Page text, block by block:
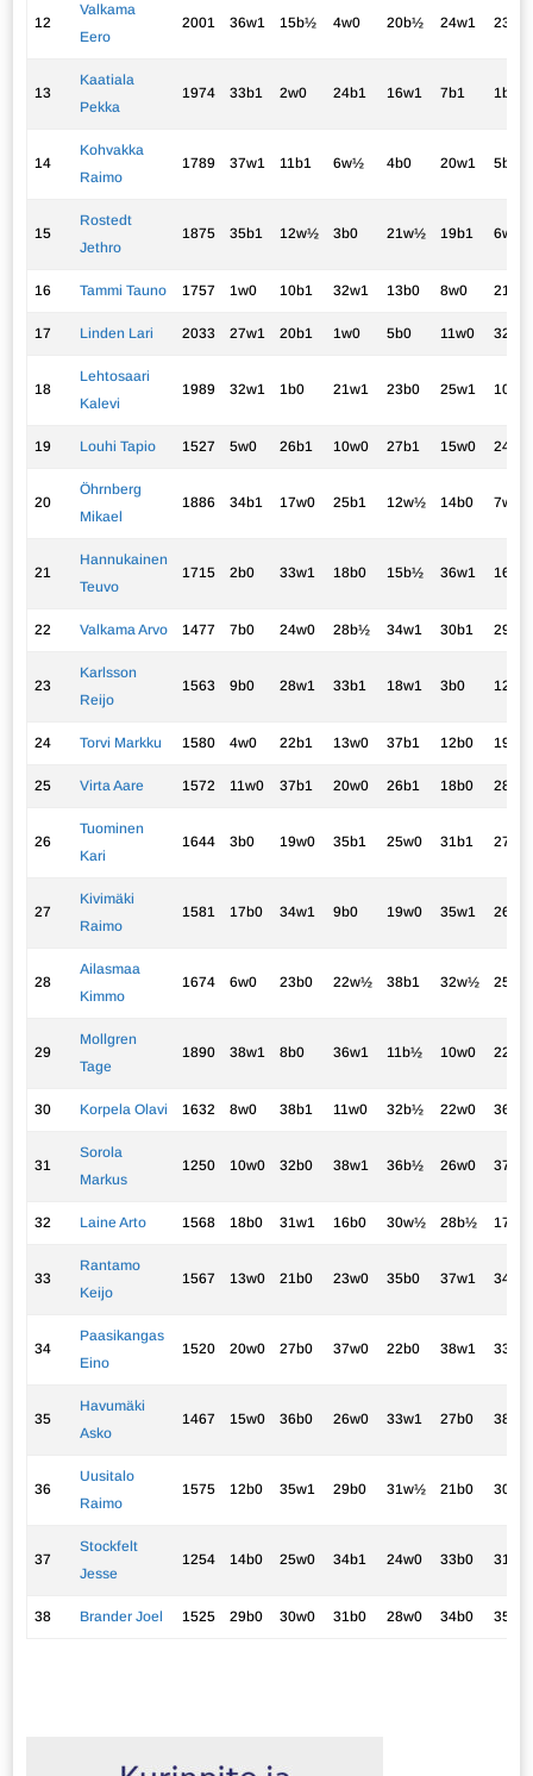
12
Valkama
Eero
2001 36w1 15b½ 4w0 20b½ 24w1 23b1
13
Kaatiala
Pekka
1974 33b1 2w0 24b1 16w1 7b1 1b0
14
Kohvakka
Raimo
1789 37w1 11b1 6w½ 4b0 20w1 5b½
15
Rostedt
Jethro
1875 35b1 12w½ 3b0 21w½ 19b1 6w½
16 Tammi Tauno 1757 1w0 10b1 32w1 13b0 8w0 21b1
17 Linden Lari 2033 27w1 20b1 1w0 5b0 11w0 32b1
18
Lehtosaari
Kalevi
1989 32w1 1b0 21w1 23b0 25w1 10b½
19 Louhi Tapio 1527 5w0 26b1 10w0 27b1 15w0 24b1
20
Öhrnberg
Mikael
1886 34b1 17w0 25b1 12w½ 14b0 7w0
21
Hannukainen
Teuvo
1715 2b0 33w1 18b0 15b½ 36w1 16w0
22 Valkama Arvo 1477 7b0 24w0 28b½ 34w1 30b1 29w1
23
Karlsson
Reijo
1563 9b0 28w1 33b1 18w1 3b0 12w0
24 Torvi Markku 1580 4w0 22b1 13w0 37b1 12b0 19w0
25 Virta Aare 1572 11w0 37b1 20w0 26b1 18b0 28w1
26
Tuominen
Kari
1644 3b0 19w0 35b1 25w0 31b1 27w1
27
Kivimäki
Raimo
1581 17b0 34w1 9b0 19w0 35w1 26b0
28
Ailasmaa
Kimmo
1674 6w0 23b0 22w½ 38b1 32w½ 25b0
29
Mollgren
Tage
1890 38w1 8b0 36w1 11b½ 10w0 22b0
30 Korpela Olavi 1632 8w0 38b1 11w0 32b½ 22w0 36b1
31
Sorola
Markus
1250 10w0 32b0 38w1 36b½ 26w0 37b1
32 Laine Arto 1568 18b0 31w1 16b0 30w½ 28b½ 17w0
33
Rantamo
Keijo
1567 13w0 21b0 23w0 35b0 37w1 34b0
34
Paasikangas
Eino
1520 20w0 27b0 37w0 22b0 38w1 33w1
35
Havumäki
Asko
1467 15w0 36b0 26w0 33w1 27b0 38b1
36
Uusitalo
Raimo
1575 12b0 35w1 29b0 31w½ 21b0 30w0
37
Stockfelt
Jesse
1254 14b0 25w0 34b1 24w0 33b0 31w0
38 Brander Joel 1525 29b0 30w0 31b0 28w0 34b0 35w0